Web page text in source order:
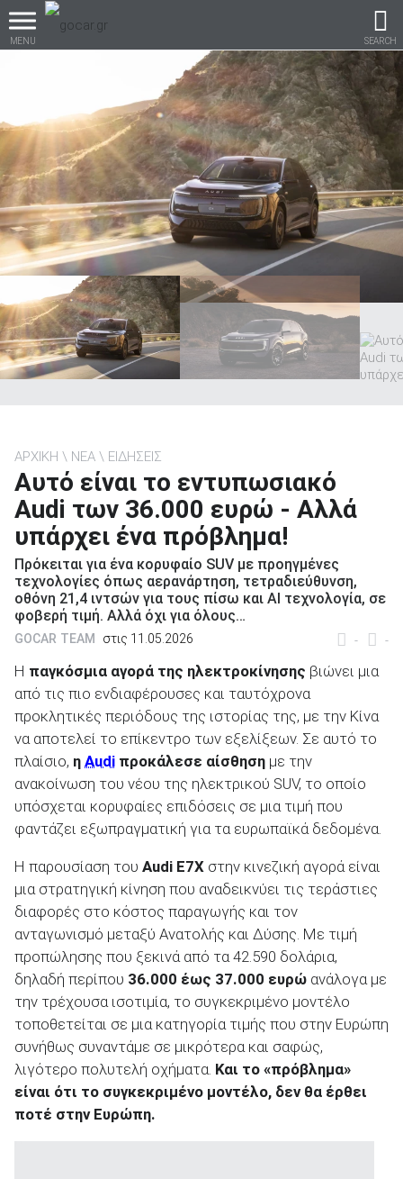
MENU SEARCH
Βρες τα πάντα για το
αυτοκίνητο!
βρες το!
Καινούρια
ΑΝΑΖΗΤΗΣΗ
Μεταχειρισμένα
ΑΝΑΖΗΤΗΣΗ
Επιχειρήσεις
ΑΝΑΖΗΤΗΣΗ
ΑΡΧΙΚΗ ΝΕΑ ΕΙΔΗΣΕΙΣ
Αυτό είναι το εντυπωσιακό
Audi των 36.000 ευρώ - Αλλά
υπάρχει ένα πρόβλημα!
Πρόκειται για ένα κορυφαίο SUV με προηγμένες
τεχνολογίες όπως αερανάρτηση, τετραδιεύθυνση,
οθόνη 21,4 ιντσών για τους πίσω και AI τεχνολογία, σε
φοβερή τιμή. Αλλά όχι για όλους…
- -
GOCAR TEAM στις 11.05.2026
Η παγκόσμια αγορά της ηλεκτροκίνησης βιώνει μια
από τις πιο ενδιαφέρουσες και ταυτόχρονα
προκλητικές περιόδους της ιστορίας της, με την Κίνα
να αποτελεί το επίκεντρο των εξελίξεων. Σε αυτό το
πλαίσιο, η Audi προκάλεσε αίσθηση με την
ανακοίνωση του νέου της ηλεκτρικού SUV, το οποίο
υπόσχεται κορυφαίες επιδόσεις σε μια τιμή που
φαντάζει εξωπραγματική για τα ευρωπαϊκά δεδομένα.
Η παρουσίαση του Audi E7X στην κινεζική αγορά είναι
μια στρατηγική κίνηση που αναδεικνύει τις τεράστιες
διαφορές στο κόστος παραγωγής και τον
ανταγωνισμό μεταξύ Ανατολής και Δύσης. Με τιμή
προπώλησης που ξεκινά από τα 42.590 δολάρια,
δηλαδή περίπου 36.000 έως 37.000 ευρώ ανάλογα με
την τρέχουσα ισοτιμία, το συγκεκριμένο μοντέλο
τοποθετείται σε μια κατηγορία τιμής που στην Ευρώπη
συνήθως συναντάμε σε μικρότερα και σαφώς,
λιγότερο πολυτελή οχήματα. Και το «πρόβλημα»
είναι ότι το συγκεκριμένο μοντέλο, δεν θα έρθει
ποτέ στην Ευρώπη.